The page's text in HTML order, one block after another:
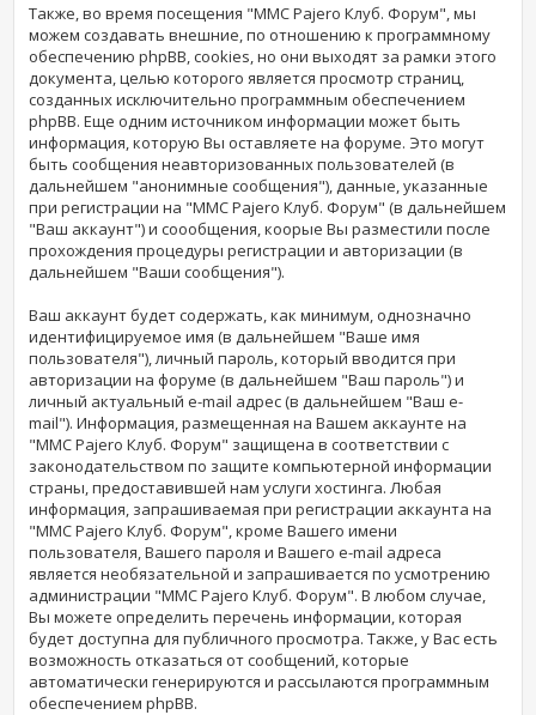
Также, во время посещения "MMC Pajero Клуб. Форум", мы
можем создавать внешние, по отношению к программному
обеспечению phpBB, cookies, но они выходят за рамки этого
документа, целью которого является просмотр страниц,
созданных исключительно программным обеспечением
phpBB. Еще одним источником информации может быть
информация, которую Вы оставляете на форуме. Это могут
быть сообщения неавторизованных пользователей (в
дальнейшем "анонимные сообщения"), данные, указанные
при регистрации на "MMC Pajero Клуб. Форум" (в дальнейшем
"Ваш аккаунт") и соообщения, коорые Вы разместили после
прохождения процедуры регистрации и авторизации (в
дальнейшем "Ваши сообщения").
Ваш аккаунт будет содержать, как минимум, однозначно
идентифицируемое имя (в дальнейшем "Ваше имя
пользователя"), личный пароль, который вводится при
авторизации на форуме (в дальнейшем "Ваш пароль") и
личный актуальный e-mail адрес (в дальнейшем "Ваш e-
mail"). Информация, размещенная на Вашем аккаунте на
"MMC Pajero Клуб. Форум" защищена в соответствии с
законодательством по защите компьютерной информации
страны, предоставившей нам услуги хостинга. Любая
информация, запрашиваемая при регистрации аккаунта на
"MMC Pajero Клуб. Форум", кроме Вашего имени
пользователя, Вашего пароля и Вашего e-mail адреса
является необязательной и запрашивается по усмотрению
администрации "MMC Pajero Клуб. Форум". В любом случае,
Вы можете определить перечень информации, которая
будет доступна для публичного просмотра. Также, у Вас есть
возможность отказаться от сообщений, которые
автоматически генерируются и рассылаются программным
обеспечением phpBB.